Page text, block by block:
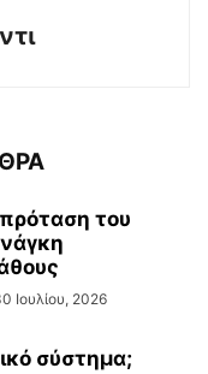
του
Ιουλίου, 2026
σύστημα;